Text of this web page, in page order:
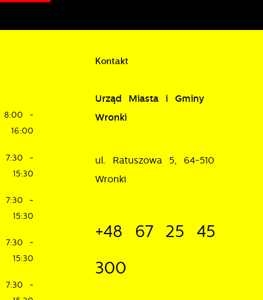
8:00 -
16:00
7:30 -
15:30
7:30 -
15:30
7:30 -
15:30
7:30 -
Kontakt
Urząd Miasta i Gminy
Wronki
ul. Ratuszowa 5, 64-510
Wronki
+48 67 25 45
300